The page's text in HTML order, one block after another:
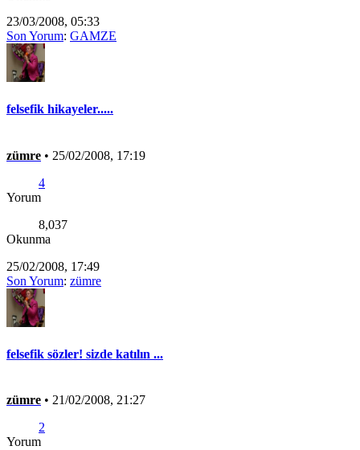
23/03/2008, 05:33
Son Yorum: GAMZE
felsefik hikayeler.....
zümre • 25/02/2008, 17:19
4
Yorum
8,037
Okunma
25/02/2008, 17:49
Son Yorum: zümre
felsefik sözler! sizde katılın ...
zümre • 21/02/2008, 21:27
2
Yorum